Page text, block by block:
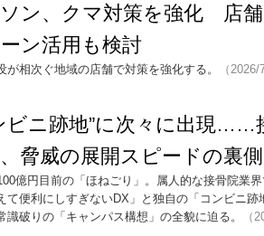
ン、クマ対策を強化 店
ーン活用も検討
が相次ぐ地域の店舗で対策を強化する。 （
ビニ跡地”に次々に出現……
脅威の展開スピードの裏側
億円目前の「ほねごり」。属人的な接骨院業
て便利にしすぎないDX」と独自の「コンビニ
識破りの「キャンパス構想」の全貌に迫る。
（